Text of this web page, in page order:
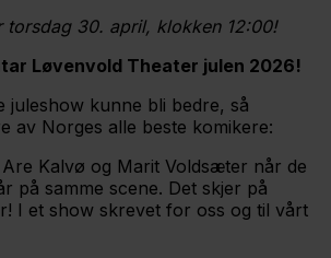
torsdag 30. april, klokken 12:00!
Løvenvold Theater julen 2026!
juleshow kunne bli bedre, så
av Norges alle beste komikere:
Kalvø og Marit Voldsæter når de
på samme scene. Det skjer på
I et show skrevet for oss og til vårt